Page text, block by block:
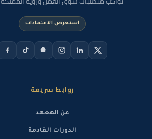
استعرض الاعتمادات
روابط سريعة
عن المعهد
الدورات القادمة